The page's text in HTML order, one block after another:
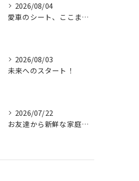
2026/08/04
愛車のシート、ここまで輝く✨
2026/08/03
未来へのスタート！
2026/07/22
お友達から新鮮な家庭菜園の野菜をたっぷりいただきました✨。